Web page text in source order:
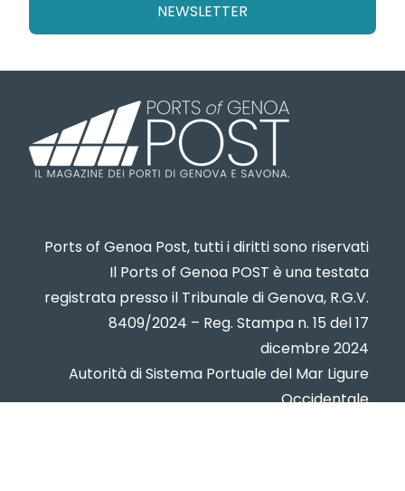
NEWSLETTER
Ports of Genoa Post, tutti i diritti sono riservati
Il Ports of Genoa POST è una testata
registrata presso il Tribunale di Genova, R.G.V.
8409/2024 – Reg. Stampa n. 15 del 17
dicembre 2024
Autorità di Sistema Portuale del Mar Ligure
Occidentale